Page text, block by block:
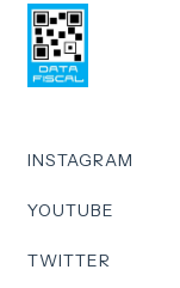
INSTAGRAM
YOUTUBE
TWITTER